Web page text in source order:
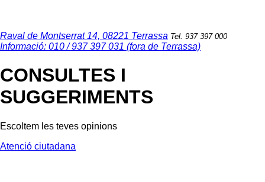
Raval de Montserrat 14, 08221 Terrassa Tel. 937 397 000
Informació: 010 / 937 397 031 (fora de Terrassa)
CONSULTES I
SUGGERIMENTS
Escoltem les teves opinions
Atenció ciutadana